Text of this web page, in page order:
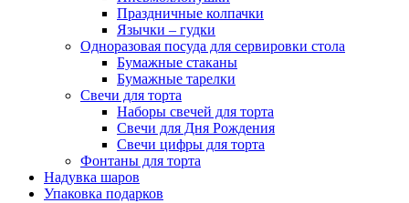
Праздничные колпачки
Язычки – гудки
Одноразовая посуда для сервировки стола
Бумажные стаканы
Бумажные тарелки
Свечи для торта
Наборы свечей для торта
Свечи для Дня Рождения
Свечи цифры для торта
Фонтаны для торта
Надувка шаров
Упаковка подарков